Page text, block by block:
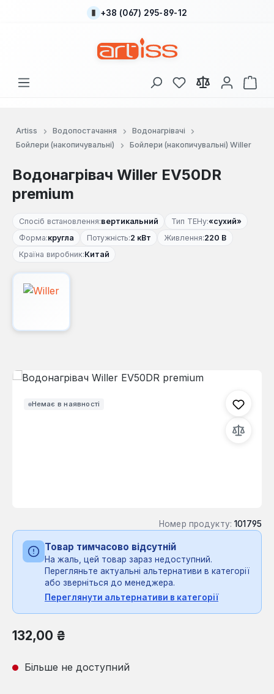
Перейти до основного вмісту
+38 (067) 295-89-12
У вас є 0 у списку
Artiss Водопостачання
Водонагрівачі
Бойлери (накопичувальні)
Бойлери (накопичувальні) Willer
Водонагрівач Willer EV50DR
premium
Спосіб встановлення:вертикальний Тип ТЕНу:«сухий»
Форма:кругла Потужність:2 кВт Живлення:220 В
Країна виробник:Китай
Немає в наявності
Пропустити галерею зображень
Номер продукту: 101795
Товар тимчасово відсутній
На жаль, цей товар зараз недоступний.
Перегляньте актуальні альтернативи в категорії
або зверніться до менеджера.
Переглянути альтернативи в категорії
Звичайна ціна:
132,00 ₴
Більше не доступний